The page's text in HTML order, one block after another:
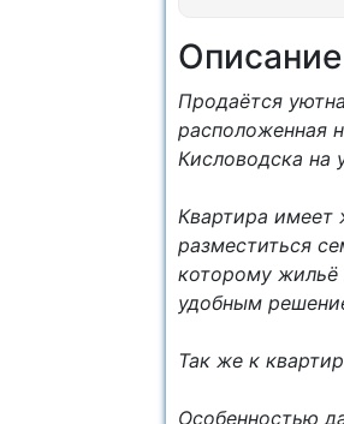
Описание
Продаётся
расположенная
Кисловодска на
Квартира имеет
разместиться
которому жильё
удобным
Так же к
Особенностью